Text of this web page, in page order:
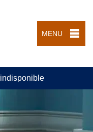
MENU
indisponible